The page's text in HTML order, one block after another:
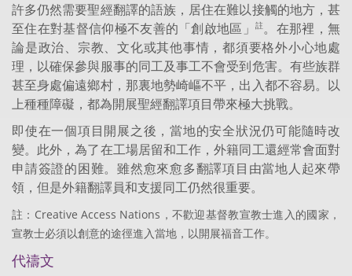
許多仍然需要聖經翻譯的語族，居住在難以接觸的地方，甚
至住在對基督信仰極不友善的「創啟地區」註。在那裡，無
論是政治、宗教、文化或其他事情，都須要格外小心地處
理，以確保參與服事的同工及事工不會受到危害。有些族群
甚至身處偏遠鄉村，那裏地勢崎嶇不平，出入都不容易。以
上種種障礙，都為開展聖經翻譯項目帶來極大挑戰。
即使在一個項目開展之後，當地的安全狀況仍可能隨時改
變。此外，為了在工場居留和工作，外籍同工還經常會面對
申請簽證的困難。雖然愈來愈多翻譯項目由當地人起來帶
領，但是外籍翻譯員和支援同工仍然很重要。
註：Creative Access Nations，不歡迎基督教宣教士進入的國家，
宣教士必須以創意的途徑進入當地，以開展福音工作。
代禱文